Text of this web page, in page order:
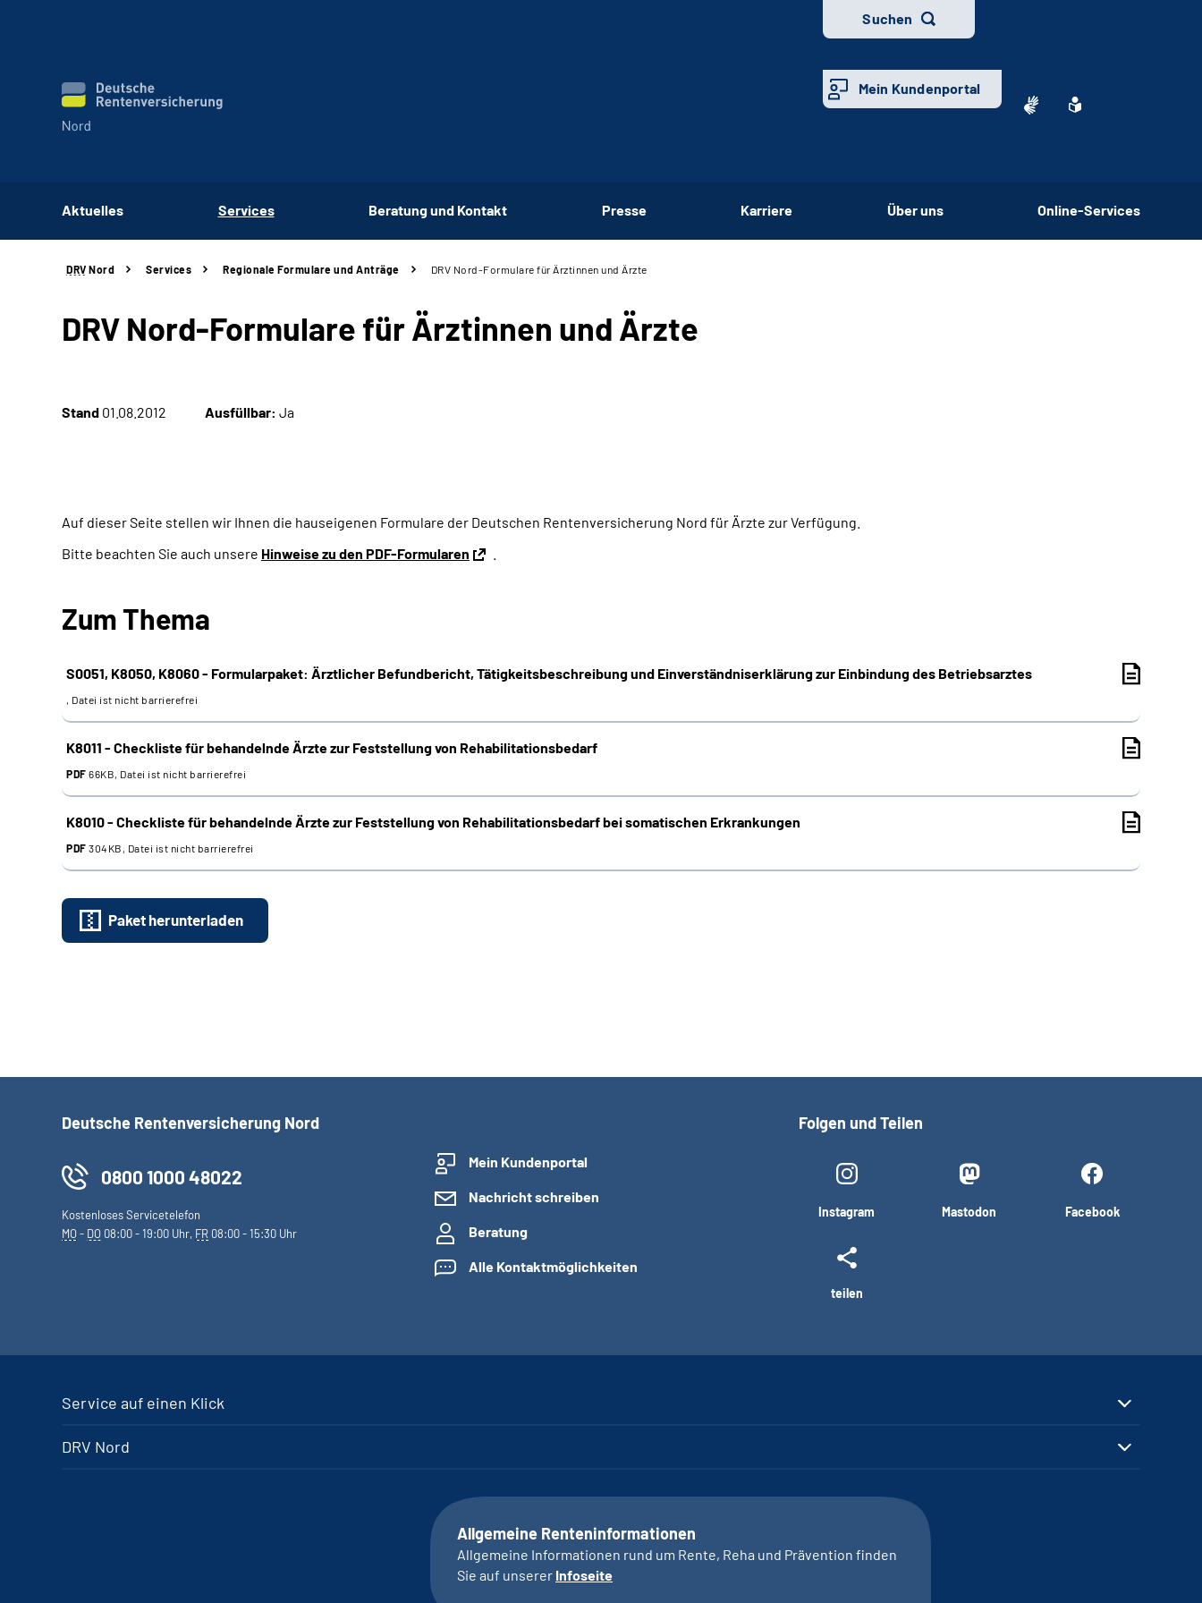
Suchen
Mein Kundenportal
Aktuelles Services Beratung und Kontakt Presse Karriere Über uns Online-Services
DRV Nord Services Regionale Formulare und Anträge DRV Nord-Formulare für Ärztinnen und Ärzte
DRV Nord-Formulare für Ärztinnen und Ärzte
Stand 01.08.2012 Ausfüllbar: Ja
Auf dieser Seite stellen wir Ihnen die hauseigenen Formulare der Deutschen Rentenversicherung Nord für Ärzte zur Verfügung.
Bitte beachten Sie auch unsere Hinweise zu den PDF-Formularen
Zum Thema
S0051, K8050, K8060 - Formularpaket: Ärztlicher Befundbericht, Tätigkeitsbeschreibung und Einverständniserklärung zur Einbindung des Betriebsarztes
, Datei ist nicht barrierefrei
K8011 - Checkliste für behandelnde Ärzte zur Feststellung von Rehabilitationsbedarf
PDF 66KB, Datei ist nicht barrierefrei
K8010 - Checkliste für behandelnde Ärzte zur Feststellung von Rehabilitationsbedarf bei somatischen Erkrankungen
PDF 304KB, Datei ist nicht barrierefrei
Paket herunterladen
Deutsche Rentenversicherung Nord
0800 1000 48022
Kostenloses Servicetelefon
MO- DO 08:00 - 19:00 Uhr, FR 08:00 - 15:30 Uhr
Mein Kundenportal
Nachricht schreiben
Beratung
Alle Kontaktmöglichkeiten
Folgen und Teilen
Instagram Mastodon Facebook
teilen
Service auf einen Klick
DRV Nord
Allgemeine Renteninformationen
Allgemeine Informationen rund um Rente, Reha und Prävention finden
Sie auf unserer Infoseite